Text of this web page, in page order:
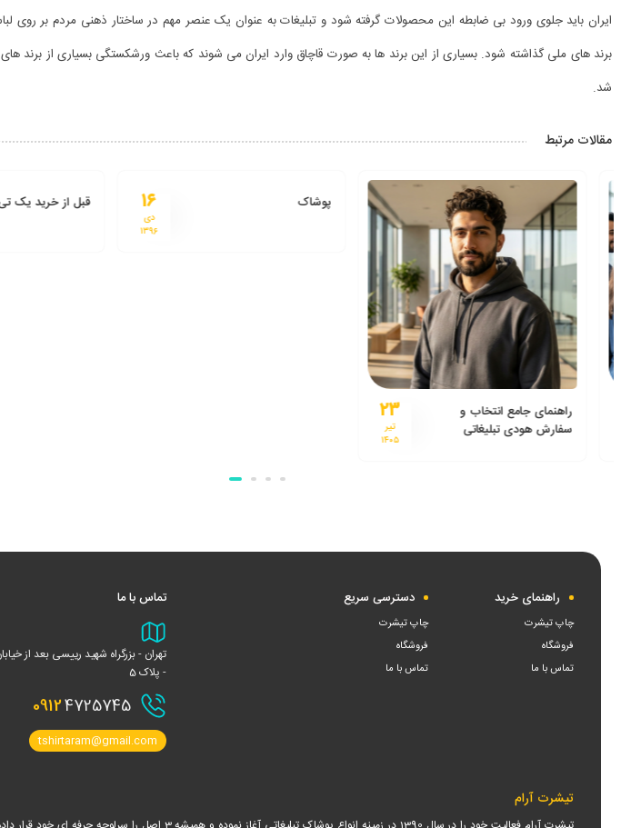
ایران باید جلوی ورود بی ضابطه این محصولات گرفته شود و تبلیغات به عنوان یک عنصر مهم در ساختار ذهنی مردم بر روی
برند های ملی گذاشته شود. بسیاری از این برند ها به صورت قاچاق وارد ایران می شوند که باعث ورشکستگی بسیاری از برند های
شد.
مقالات مرتبط
راهنمای جامع انتخاب و
سفارش هودی تبلیغاتی
پوشاک قبل از خرید یک تی
راهنمای خرید
چاپ تیشرت
فروشگاه
تماس با ما
دسترسی سریع
چاپ تیشرت
فروشگاه
تماس با ما
تماس با ما
تهران - بزرگراه شهید رییسی بعد از
- پلاک 5
09124725745
tshirtaram@gmail.com
تیشرت آرام